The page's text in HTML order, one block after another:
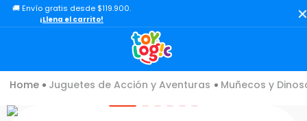
🚚 Envío gratis desde $119.900.
¡Llena el carrito!
Juguetes de Acción y Aventuras Muñecos y
TÉRMINOS MÁS BUSCADOS
3.
carro
4